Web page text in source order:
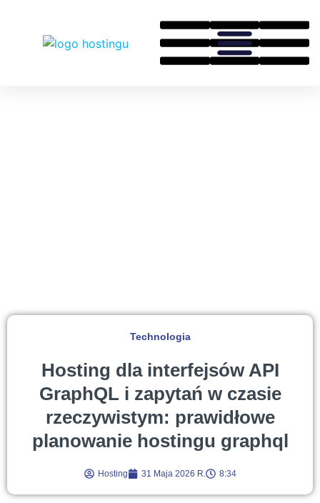
Technologia
Hosting dla interfejsów API
GraphQL i zapytań w czasie
rzeczywistym: prawidłowe
planowanie hostingu graphql
Hosting 31 Maja 2026 R. 8:34